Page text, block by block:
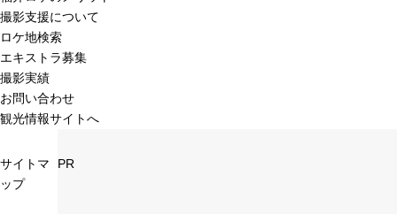
撮影支援について
ロケ地検索
エキストラ募集
撮影実績
お問い合わせ
観光情報サイトへ
サイトマ
ップ
PR